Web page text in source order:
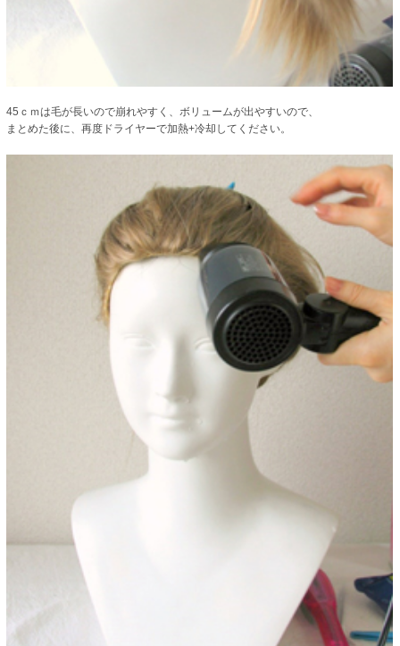
45ｃｍは毛が長いので崩れやすく、ボリュームが出やすいので、
まとめた後に、再度ドライヤーで加熱+冷却してください。